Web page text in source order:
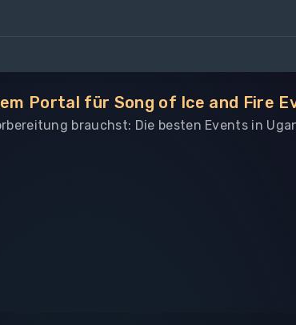
Portal für Song of Ice and Fire
brauchst: Die besten Events in